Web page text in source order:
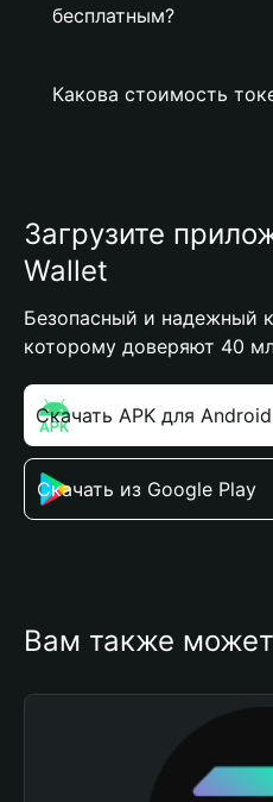
бесплатным?
Какова стоимость
Загрузите
Wallet
Безопасный и надежный
которому доверяют 40
Скачать APK для Android
Скачать из Google Play
Вам также